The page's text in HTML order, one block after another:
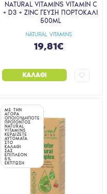
NATURAL VITAMINS
NATURAL VITAMINS VITAMIN C
+ D3 + ZINC ΓΕΥΣΗ ΠΟΡΤΟΚΑΛΙ
500ML
19,81€
ΚΑΛΆΘΙ
ΜΕ ΤΗΝ
ΑΓΟΡΑ
ΟΠΟΙΟΥΔΗΠΟΤΕ
ΠΡΟΪΟΝΤΟΣ
NATURAL
VITAMINS
ΚΕΡΔΙΖΕΤΕ
ΑΥΤΟΜΑΤΑ
ΣΤΟ
ΚΑΛΑΘΙ
ΣΑΣ
ΕΠΙΠΛΕΟΝ
5%
ΕΚΠΤΩΣΗ